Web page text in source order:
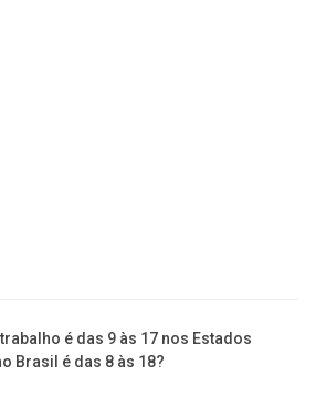
é das 9 às 17 nos Estados
Brasil é das 8 às 18?